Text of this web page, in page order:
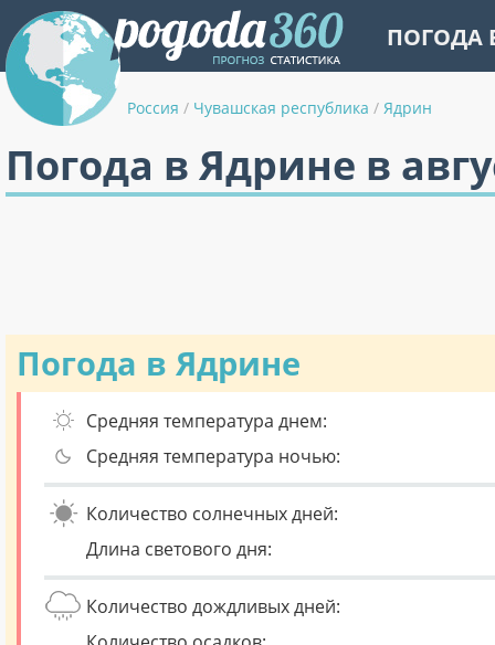
ПОГОДА
Россия / Чувашская республика / Ядрин
Погода в Ядрине в
Погода в Ядрине
Средняя температура днем:
Средняя температура ночью:
Количество солнечных дней:
Длина светового дня:
Количество дождливых дней: